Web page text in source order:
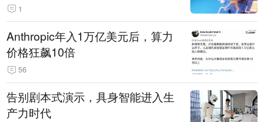
1
Anthropic年入1万亿美元后，算力
价格狂飙10倍
56
告别剧本式演示，具身智能进入生
产力时代